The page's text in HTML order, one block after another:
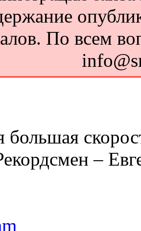
По всем
большая
–